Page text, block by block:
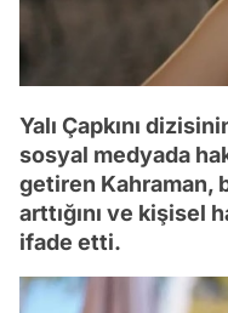
Yalı Çapkını
sosyal medyada
getiren Kahraman,
arttığını ve kişisel
ifade etti.